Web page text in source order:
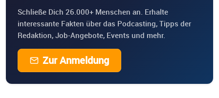
Schließe Dich 26.000+ Menschen an. Erhalte
interessante Fakten über das Podcasting, Tipps der
Redaktion, Job-Angebote, Events und mehr.
Zur Anmeldung